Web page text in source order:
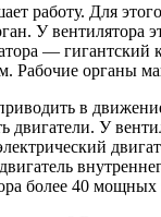
работу. Для
У вентилятора
— гигантский
Рабочие органы
в
У
более 40 мощных